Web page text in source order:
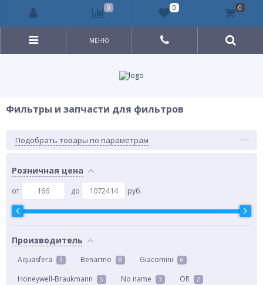
МЕНЮ
Фильтры и запчасти для фильтров
Подобрать товары по параметрам
Розничная цена
от до руб.
Производитель
Aquasfera 3 Benarmo 8 Giacomini 6
Honeywell-Braukmann 5 No name 3 OR 2
0 0 0